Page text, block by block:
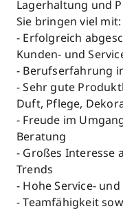
Lagerhaltung und
Sie bringen viel mit:
- Erfolgreich
Kunden- und
- Berufserfahrung
- Sehr gute
Duft, Pflege,
- Freude im
Beratung
- Großes Interesse
Trends
- Hohe Service-
- Teamfähigkeit